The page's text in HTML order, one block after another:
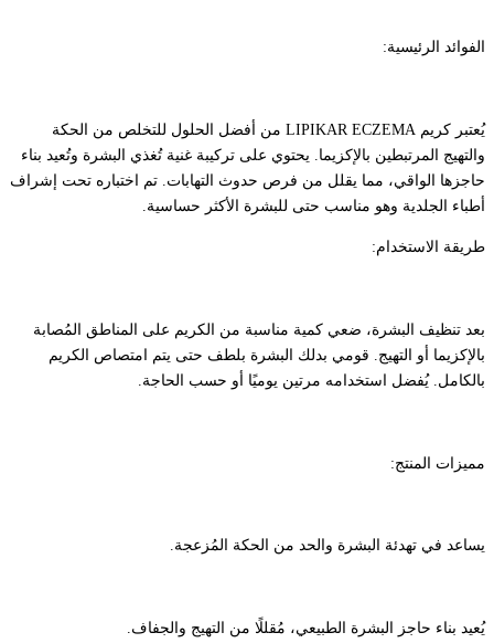
الفوائد الرئيسية:
يُعتبر كريم LIPIKAR ECZEMA من أفضل الحلول للتخلص من الحكة
والتهيج المرتبطين بالإكزيما. يحتوي على تركيبة غنية تُغذي البشرة وتُعيد بناء
حاجزها الواقي، مما يقلل من فرص حدوث التهابات. تم اختباره تحت إشراف
أطباء الجلدية وهو مناسب حتى للبشرة الأكثر حساسية.
طريقة الاستخدام:
بعد تنظيف البشرة، ضعي كمية مناسبة من الكريم على المناطق المُصابة
بالإكزيما أو التهيج. قومي بدلك البشرة بلطف حتى يتم امتصاص الكريم
بالكامل. يُفضل استخدامه مرتين يوميًا أو حسب الحاجة.
مميزات المنتج:
يساعد في تهدئة البشرة والحد من الحكة المُزعجة.
يُعيد بناء حاجز البشرة الطبيعي، مُقللًا من التهيج والجفاف.